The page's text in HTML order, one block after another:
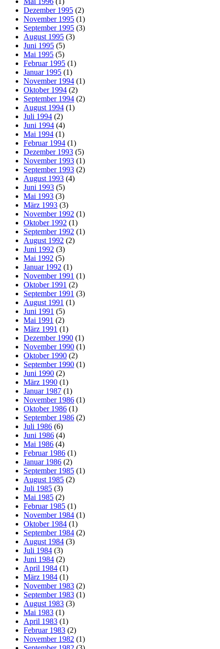
Dezember 1995 (2)
November 1995 (1)
September 1995 (3)
August 1995 (3)
Juni 1995 (5)
Mai 1995 (5)
Februar 1995 (1)
Januar 1995 (1)
November 1994 (1)
Oktober 1994 (2)
September 1994 (2)
August 1994 (1)
Juli 1994 (2)
Juni 1994 (4)
Mai 1994 (1)
Februar 1994 (1)
Dezember 1993 (5)
November 1993 (1)
September 1993 (2)
August 1993 (4)
Juni 1993 (5)
Mai 1993 (3)
März 1993 (3)
November 1992 (1)
Oktober 1992 (1)
September 1992 (1)
August 1992 (2)
Juni 1992 (3)
Mai 1992 (5)
Januar 1992 (1)
November 1991 (1)
Oktober 1991 (2)
September 1991 (3)
August 1991 (1)
Juni 1991 (5)
Mai 1991 (2)
März 1991 (1)
Dezember 1990 (1)
November 1990 (1)
Oktober 1990 (2)
September 1990 (1)
Juni 1990 (2)
März 1990 (1)
Januar 1987 (1)
November 1986 (1)
Oktober 1986 (1)
September 1986 (2)
Juli 1986 (6)
Juni 1986 (4)
Mai 1986 (4)
Februar 1986 (1)
Januar 1986 (2)
September 1985 (1)
August 1985 (2)
Juli 1985 (3)
Mai 1985 (2)
Februar 1985 (1)
November 1984 (1)
Oktober 1984 (1)
September 1984 (2)
August 1984 (3)
Juli 1984 (3)
Juni 1984 (2)
April 1984 (1)
März 1984 (1)
November 1983 (2)
September 1983 (1)
August 1983 (3)
Mai 1983 (1)
April 1983 (1)
Februar 1983 (2)
November 1982 (1)